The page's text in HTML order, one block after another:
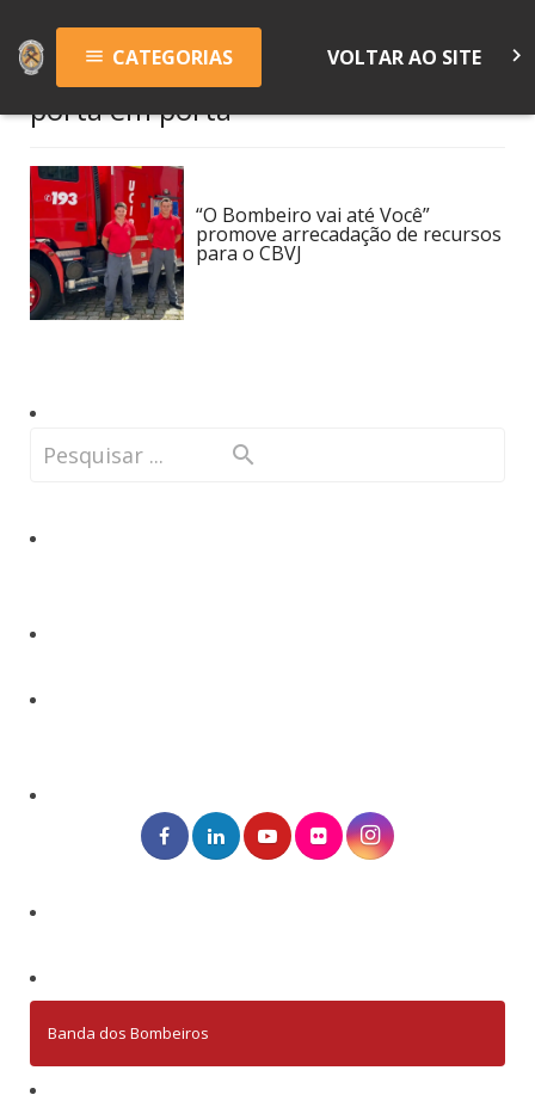
menu CATEGORIAS VOLTAR AO SITE keyboard_arrow_right
porta em porta
“O Bombeiro vai até Você”
promove arrecadação de recursos
para o CBVJ
Banda dos Bombeiros